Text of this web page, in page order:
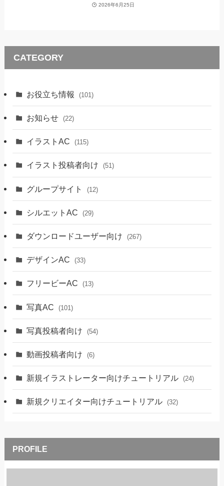
2026年6月25日
CATEGORY
お役立ち情報 (101)
お知らせ (22)
イラストAC (115)
イラスト投稿者向け (51)
グループサイト (12)
シルエットAC (29)
ダウンロードユーザー向け (267)
デザインAC (33)
フリービーAC (13)
写真AC (101)
写真投稿者向け (54)
動画投稿者向け (6)
新規イラストレーター向けチュートリアル (24)
新規クリエイター向けチュートリアル (32)